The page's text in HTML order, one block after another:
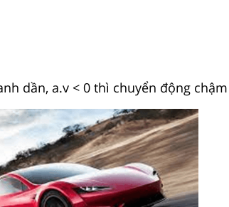
dần, a.v < 0 thì chuyển động